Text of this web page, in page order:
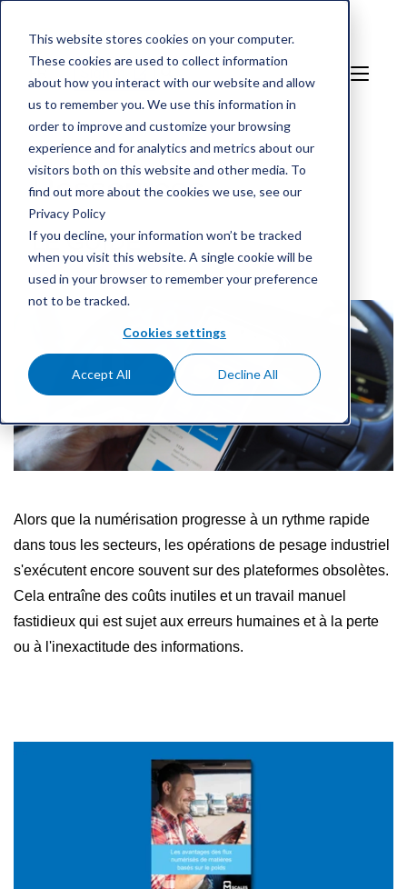
This website stores cookies on your computer.
These cookies are used to collect information
about how you interact with our website and allow
us to remember you. We use this information in
order to improve and customize your browsing
experience and for analytics and metrics about our
visitors both on this website and other media. To
find out more about the cookies we use, see our
Privacy Policy
If you decline, your information won’t be tracked
when you visit this website. A single cookie will be
used in your browser to remember your preference
not to be tracked.
Cookies settings
Accept All Decline All
Ressources
LE GUIDE
Alors que la numérisation progresse à un rythme rapide
dans tous les secteurs, les opérations de pesage industriel
s'exécutent encore souvent sur des plateformes obsolètes.
Cela entraîne des coûts inutiles et un travail manuel
fastidieux qui est sujet aux erreurs humaines et à la perte
ou à l'inexactitude des informations.